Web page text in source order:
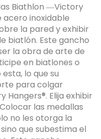
Biathlon ―Victory
inoxidable
la pared y exhibir
biatlón. Este gancho
la obra de arte de
en biatlones o
lo que su
para colgar
Elija exhibir
las medallas
no les otorga la
que subestima el